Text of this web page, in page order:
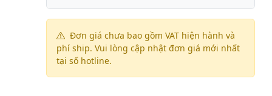
Đơn giá chưa bao gồm VAT hiện hành và
phí ship. Vui lòng cập nhật đơn giá mới nhất
tại số hotline.